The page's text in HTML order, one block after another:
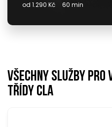
od 1.290 Kč 60 min
Všechny služby pro
třídy cla